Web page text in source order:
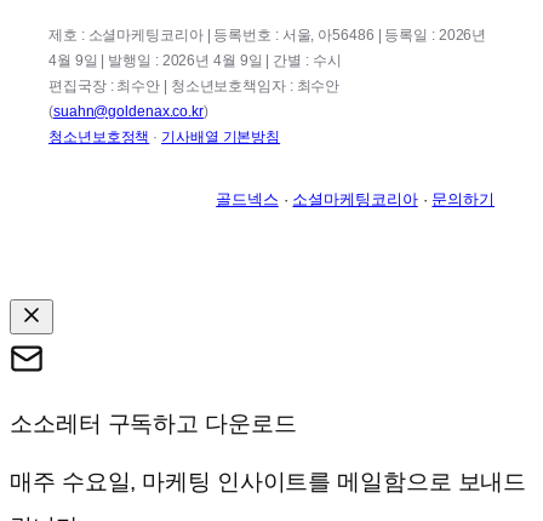
제호 : 소셜마케팅코리아 | 등록번호 : 서울, 아56486 | 등록일 : 2026년
4월 9일 | 발행일 : 2026년 4월 9일 | 간별 : 수시
편집국장 : 최수안 | 청소년보호책임자 : 최수안
(suahn@goldenax.co.kr)
청소년보호정책 · 기사배열 기본방침
골드넥스 · 소셜마케팅코리아· 문의하기
소소레터 구독하고 다운로드
매주 수요일, 마케팅 인사이트를 메일함으로 보내드